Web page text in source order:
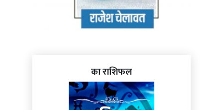
का राशिफल